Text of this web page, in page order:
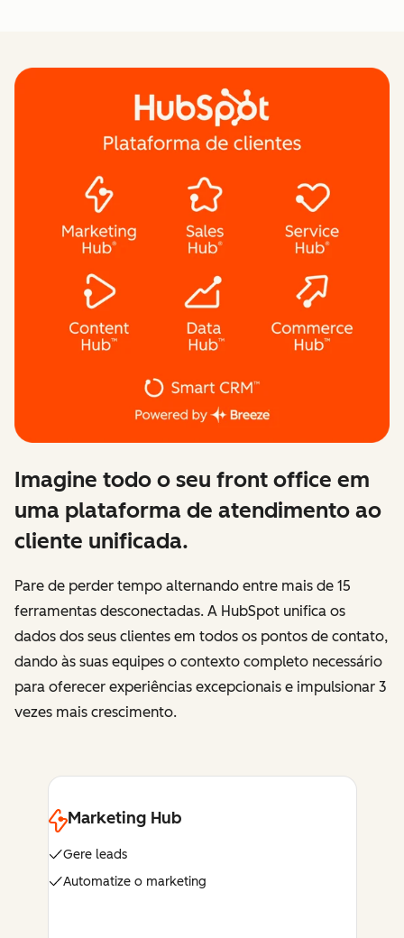
Imagine todo o seu front office em
uma plataforma de atendimento ao
cliente unificada.
Pare de perder tempo alternando entre mais de 15
ferramentas desconectadas. A HubSpot unifica os
dados dos seus clientes em todos os pontos de contato,
dando às suas equipes o contexto completo necessário
para oferecer experiências excepcionais e impulsionar 3
vezes mais crescimento.
Marketing Hub
Gere leads
Automatize o marketing